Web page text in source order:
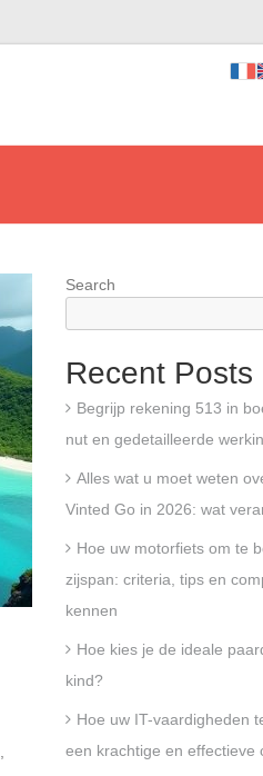
Search
Recent Posts
Begrijp rekening 513 in
nut en gedetailleerde
Alles wat u moet weten
Vinted Go in 2026: wat
Hoe uw motorfiets om te
zijspan: criteria, tips en
kennen
Hoe kies je de ideale
kind?
Hoe uw IT-vaardigheden
een krachtige en effectieve